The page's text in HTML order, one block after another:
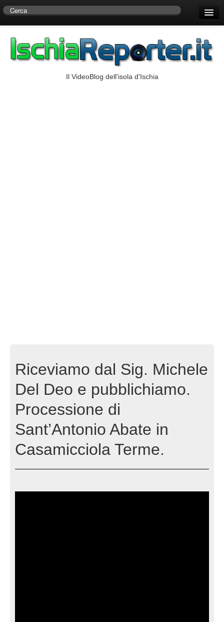
Centro di Ricerche Storiche D’Ambra
Il VideoBlog dell'isola d'Ischia
Riceviamo dal Sig. Michele
Del Deo e pubblichiamo.
Processione di
Sant’Antonio Abate in
Casamicciola Terme.